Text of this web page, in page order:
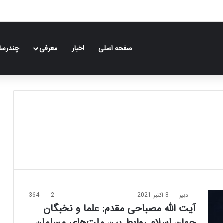
صفحه اصلی اخبار معرفی
دبیر 8 اکتبر 2021 2
364
آیت الله مصباحی مقدم: علما و نخبگان